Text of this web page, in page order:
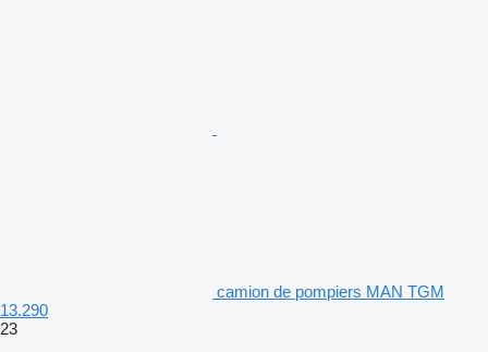
camion de pompiers MAN TGM
13.290
23